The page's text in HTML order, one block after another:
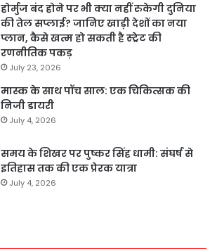
होर्मुज बंद होने पर भी क्या नहीं रुकेगी दुनिया
की तेल सप्लाई? जानिए खाड़ी देशों का नया
प्लान, कैसे खत्म हो सकती है स्ट्रेट की
रणनीतिक पकड़
July 23, 2026
मास्क के साथ पॉच साल: एक चिकित्सक की
निजी डायरी
July 4, 2026
समय के शिखर पर पुष्कर सिंह धामी: संघर्ष से
इतिहास तक की एक प्रेरक यात्रा
July 4, 2026